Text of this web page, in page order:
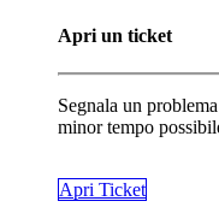
Apri un ticket
Segnala un
minor tempo
​​​​Apri Ticket